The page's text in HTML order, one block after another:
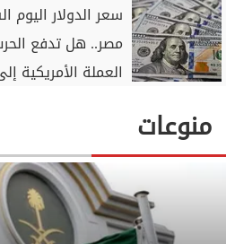
مصر.. هل تدفع الحرب
العملة
منوعات